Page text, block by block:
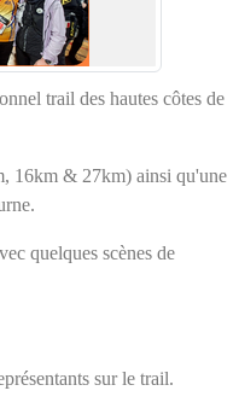
trail des hautes côtes de
16km & 27km) ainsi qu'une
quelques scènes de
sur le trail.